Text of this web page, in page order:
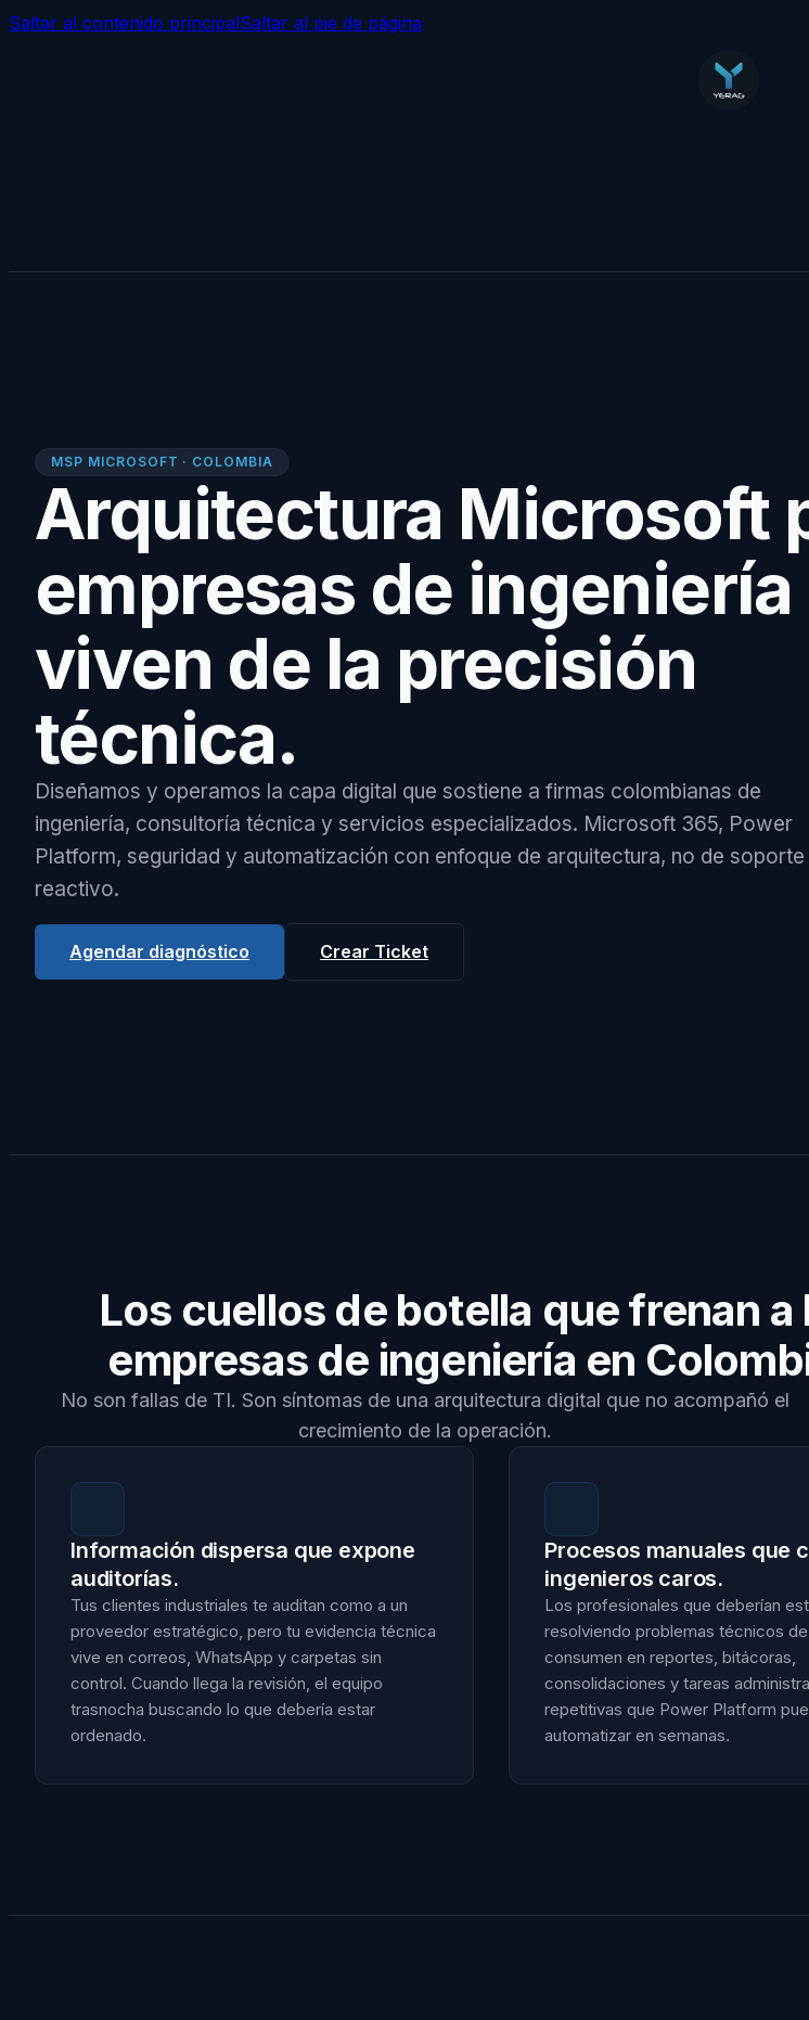
Saltar al contenido principalSaltar al pie de página
MSP MICROSOFT · COLOMBIA
Arquitectura Microsoft
empresas de
viven de la precisión
técnica.
Diseñamos y operamos la capa digital que sostiene a firmas colombianas de
ingeniería, consultoría técnica y servicios especializados. Microsoft 365, Power
Platform, seguridad y automatización con enfoque de arquitectura, no de soporte
reactivo.
Agendar diagnóstico Crear Ticket
Los cuellos de botella que frenan a
empresas de ingeniería en
No son fallas de TI. Son síntomas de una arquitectura digital que no acompañó el
crecimiento de la operación.
Información dispersa que expone
auditorías.
Tus clientes industriales te auditan como a un
proveedor estratégico, pero tu evidencia técnica
vive en correos, WhatsApp y carpetas sin
control. Cuando llega la revisión, el equipo
trasnocha buscando lo que debería estar
ordenado.
Procesos manuales que
ingenieros caros.
Los profesionales que deberían
resolviendo problemas técnicos
consumen en reportes, bitácoras,
consolidaciones y tareas
repetitivas que Power Platform
automatizar en semanas.